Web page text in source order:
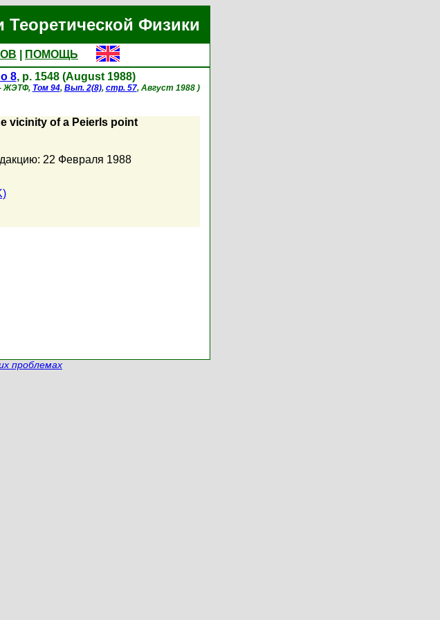
Физики
ПОМОЩЬ
8, p. 1548 (August 1988)
- ЖЭТФ, Том 94, Вып. 2(8), стр. 57, Август 1988 )
vicinity of a Peierls point
22 Февраля 1988
проблемах